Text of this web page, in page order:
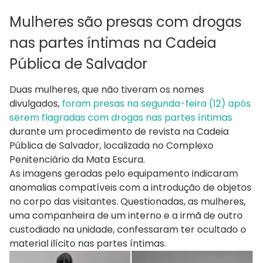
Mulheres são presas com drogas
nas partes íntimas na Cadeia
Pública de Salvador
Duas mulheres, que não tiveram os nomes
divulgados, foram presas na segunda-feira (12) após
serem flagradas com drogas nas partes íntimas
durante um procedimento de revista na Cadeia
Pública de Salvador, localizada no Complexo
Penitenciário da Mata Escura.
As imagens geradas pelo equipamento indicaram
anomalias compatíveis com a introdução de objetos
no corpo das visitantes. Questionadas, as mulheres,
uma companheira de um interno e a irmã de outro
custodiado na unidade, confessaram ter ocultado o
material ilícito nas partes íntimas.